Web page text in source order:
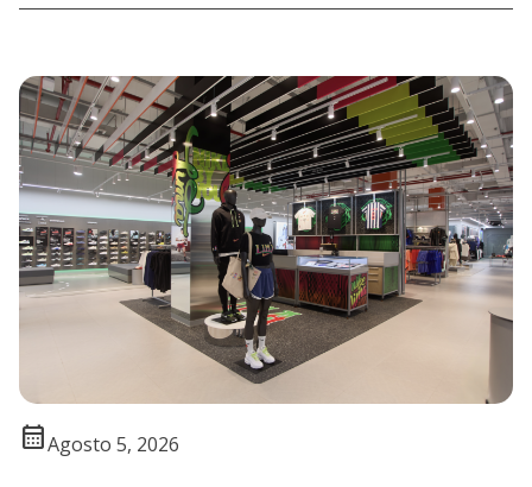
calendar_monthAgosto 5, 2026